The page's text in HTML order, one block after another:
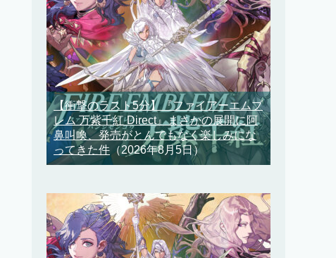
【衝撃のラスト5分】『ファイアーエムブ
レム 万紫千紅 Direct』まさかの展開に阿
鼻叫喚、発売がとんでもなく楽しみにな
ってきた件 （2026年8月5日）